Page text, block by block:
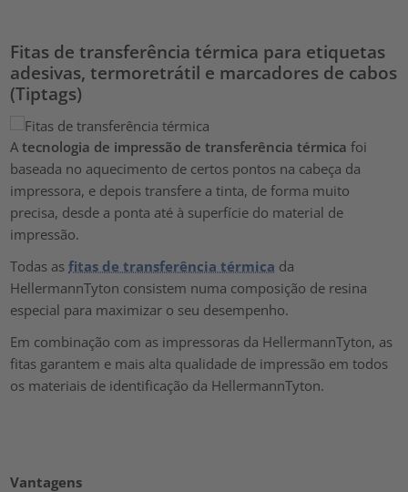
Fitas de transferência térmica para etiquetas
adesivas, termoretrátil e marcadores de cabos
(Tiptags)
Atecnologia de impressão de transferência térmica foi
baseada no aquecimento de certos pontos na cabeça da
impressora, e depois transfere a tinta, de forma muito
precisa, desde a ponta até à superfície do material de
impressão.
Todas asfitas de transferência térmica da
HellermannTyton consistem numa composição de resina
especial para maximizar o seu desempenho.
Em combinação com as impressoras da HellermannTyton, as
fitas garantem e mais alta qualidade de impressão em todos
os materiais de identificação da HellermannTyton.
Vantagens